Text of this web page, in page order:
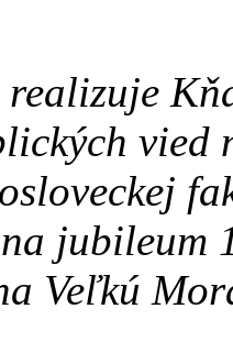
vied
jubileum
Veľkú